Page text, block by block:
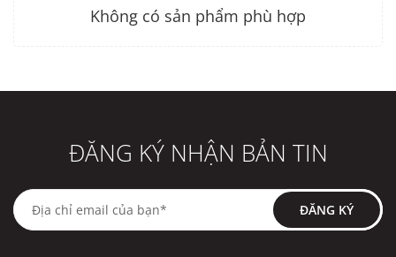
Không có sản phẩm phù hợp
ĐĂNG KÝ NHẬN BẢN TIN
ĐĂNG KÝ